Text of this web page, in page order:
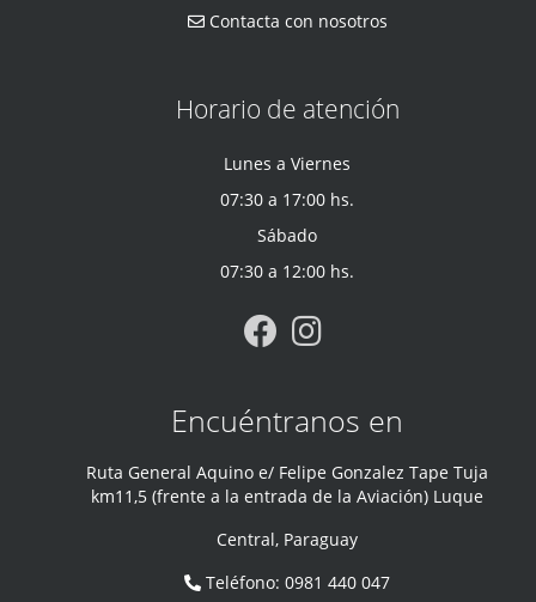
Contacta con nosotros
Horario de atención
Lunes a Viernes
07:30 a 17:00 hs.
Sábado
07:30 a 12:00 hs.
Encuéntranos en
Ruta General Aquino e/ Felipe Gonzalez Tape Tuja
km11,5 (frente a la entrada de la Aviación) Luque
Central, Paraguay
Teléfono:0981 440 047